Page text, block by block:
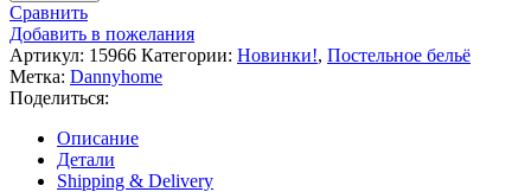
Сравнить
Добавить в пожелания
Артикул: 15966 Категории: Новинки!, Постельное бельё
Метка: Dannyhome
Поделиться:
Описание
Детали
Shipping & Delivery